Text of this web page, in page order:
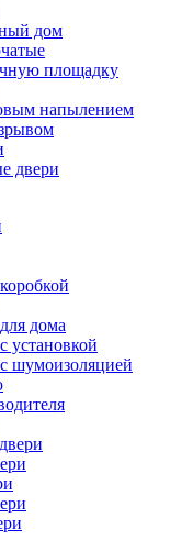
дом
площадку
напылением
двери
дома
установкой
шумоизоляцией